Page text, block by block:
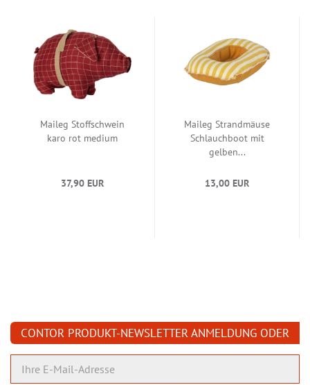
Maileg Stoffschwein
karo rot medium
37,90 EUR
Maileg Strandmäuse
Schlauchboot mit
gelben...
13,00 EUR
CONTOR PRODUKT-NEWSLETTER ANMELDUNG ODER
ABMELDUNG